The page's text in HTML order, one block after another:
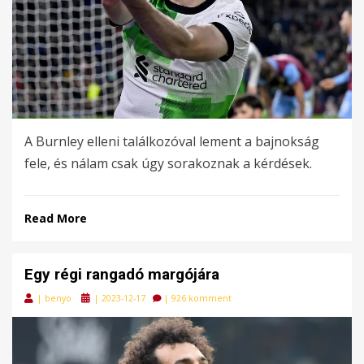
A Burnley elleni találkozóval lement a bajnokság
fele, és nálam csak úgy sorakoznak a kérdések.
Read More
Egy régi rangadó margójára
| benyo
Posted
| 2023-12-17 | 926 komment